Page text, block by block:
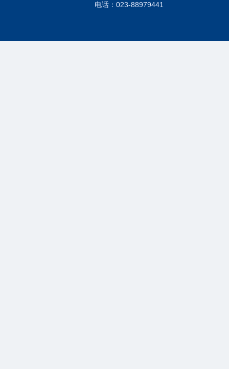
电话：023-88979441